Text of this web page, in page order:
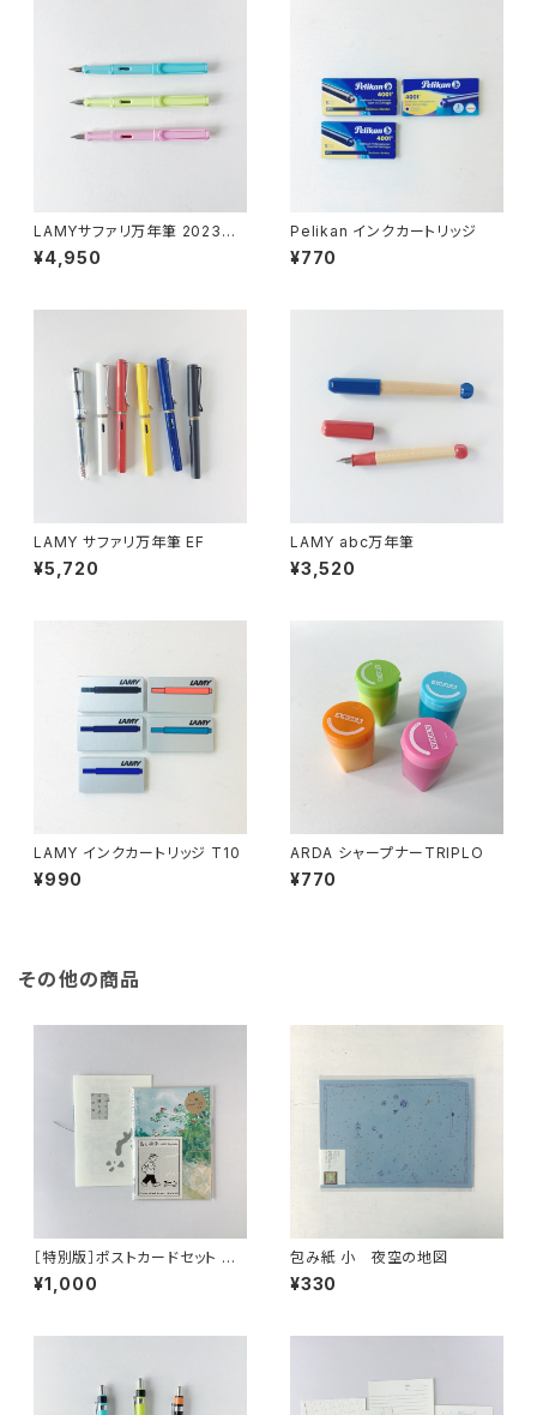
LAMYサファリ万年筆 2023リ
ミテッドカラー
¥4,950
Pelikan インクカートリッジ
¥770
LAMY サファリ万年筆 EF
¥5,720
LAMY abc万年筆
¥3,520
LAMY インクカートリッジ T10
¥990
ARDA シャープナーTRIPLO
¥770
その他の商品
［特別版］ポストカードセット 島
と風景
¥1,000
包み紙 小 夜空の地図
¥330